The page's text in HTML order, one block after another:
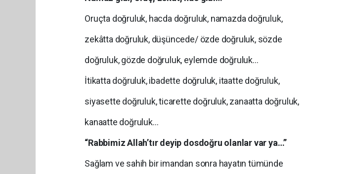
Oruçta doğruluk, hacda doğruluk, namazda doğruluk,
zekâtta doğruluk, düşüncede/ özde doğruluk, sözde
doğruluk, gözde doğruluk, eylemde doğruluk…
İtikatta doğruluk, ibadette doğruluk, itaatte doğruluk,
siyasette doğruluk, ticarette doğruluk, zanaatta doğruluk,
kanaatte doğruluk…
“Rabbimiz Allah’tır deyip dosdoğru olanlar var ya…”
Sağlam ve sahih bir imandan sonra hayatın tümünde